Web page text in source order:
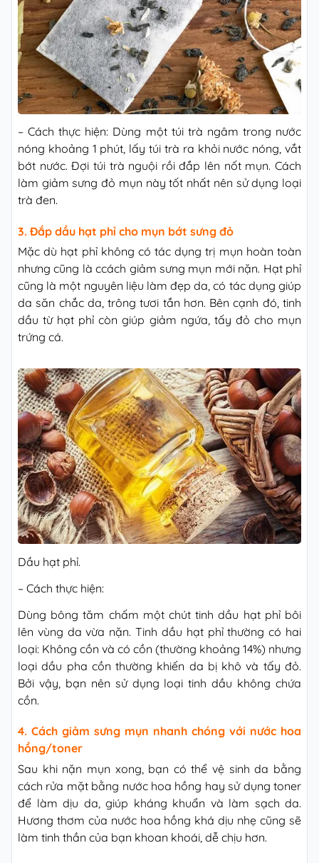
– Cách thực hiện: Dùng một túi trà ngâm trong nước
nóng khoảng 1 phút, lấy túi trà ra khỏi nước nóng, vắt
bớt nước. Đợi túi trà nguội rồi đắp lên nốt mụn. Cách
làm giảm sưng đỏ mụn này tốt nhất nên sử dụng loại
trà đen.
3. Đắp dầu hạt phỉ cho mụn bớt sưng đỏ
Mặc dù hạt phỉ không có tác dụng trị mụn hoàn toàn
nhưng cũng là ccách giảm sưng mụn mới nặn. Hạt phỉ
cũng là một nguyên liệu làm đẹp da, có tác dụng giúp
da săn chắc da, trông tươi tắn hơn. Bên cạnh đó, tinh
dầu từ hạt phỉ còn giúp giảm ngứa, tấy đỏ cho mụn
trứng cá.
Dầu hạt phỉ.
– Cách thực hiện:
Dùng bông tăm chấm một chút tinh dầu hạt phỉ bôi
lên vùng da vừa nặn. Tinh dầu hạt phỉ thường có hai
loại: Không cồn và có cồn (thường khoảng 14%) nhưng
loại dầu pha cồn thường khiến da bị khô và tấy đỏ.
Bởi vậy, bạn nên sử dụng loại tinh dầu không chứa
cồn.
4. Cách giảm sưng mụn nhanh chóng với nước hoa
hồng/toner
Sau khi nặn mụn xong, bạn có thể vệ sinh da bằng
cách rửa mặt bằng nước hoa hồng hay sử dụng toner
để làm dịu da, giúp kháng khuẩn và làm sạch da.
Hương thơm của nước hoa hồng khá dịu nhẹ cũng sẽ
làm tinh thần của bạn khoan khoái, dễ chịu hơn.